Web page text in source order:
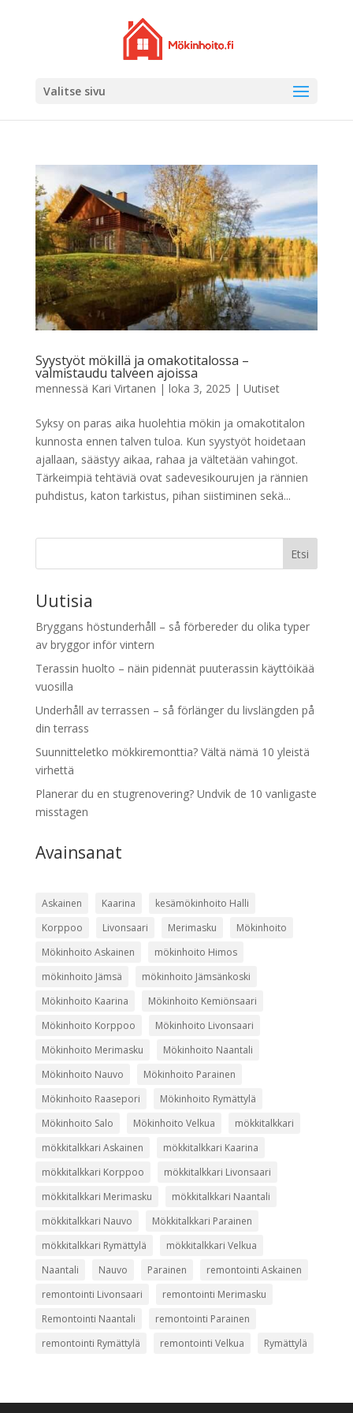
Valitse sivu
Syystyöt mökillä ja omakotitalossa –
valmistaudu talveen ajoissa
mennessä Kari Virtanen | loka 3, 2025 | Uutiset
Syksy on paras aika huolehtia mökin ja omakotitalon
kunnosta ennen talven tuloa. Kun syystyöt hoidetaan
ajallaan, säästyy aikaa, rahaa ja vältetään vahingot.
Tärkeimpiä tehtäviä ovat sadevesikourujen ja rännien
puhdistus, katon tarkistus, pihan siistiminen sekä...
Etsi
Uutisia
Bryggans höstunderhåll – så förbereder du olika typer
av bryggor inför vintern
Terassin huolto – näin pidennät puuterassin käyttöikää
vuosilla
Underhåll av terrassen – så förlänger du livslängden på
din terrass
Suunnitteletko mökkiremonttia? Vältä nämä 10 yleistä
virhettä
Planerar du en stugrenovering? Undvik de 10 vanligaste
misstagen
Avainsanat
Askainen Kaarina
kesämökinhoito Halli
Korppoo
Livonsaari Merimasku
Mökinhoito
Mökinhoito Askainen
mökinhoito Himos
mökinhoito Jämsä
mökinhoito Jämsänkoski
Mökinhoito Kaarina
Mökinhoito Kemiönsaari
Mökinhoito Korppoo
Mökinhoito Livonsaari
Mökinhoito Merimasku
Mökinhoito Naantali
Mökinhoito Nauvo
Mökinhoito Parainen
Mökinhoito Raasepori
Mökinhoito Rymättylä
Mökinhoito Salo
Mökinhoito Velkua
mökkitalkkari
mökkitalkkari Askainen
mökkitalkkari Kaarina
mökkitalkkari Korppoo
mökkitalkkari Livonsaari
mökkitalkkari Merimasku
mökkitalkkari Naantali
mökkitalkkari Nauvo
Mökkitalkkari Parainen
mökkitalkkari Rymättylä
mökkitalkkari Velkua
Naantali
Nauvo Parainen
remontointi Askainen
remontointi Livonsaari
remontointi Merimasku
Remontointi Naantali
remontointi Parainen
remontointi Rymättylä
remontointi Velkua Rymättylä